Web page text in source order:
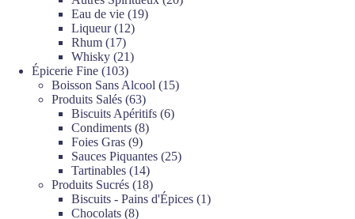
Eau de vie 1919
Liqueur 1212
Rhum 1717
produits
Whisky 2121
Épicerie Fine 103103
produits
Boisson Sans Alcool 1515
Produits Salés 6363
produits
Biscuits Apéritifs 66
Condiments 88
Foies Gras 99
produits
Sauces Piquantes 2525
Tartinables 1414
produits
Produits Sucrés 1818
produits
Biscuits - Pains d'Épices 11
Chocolats 88